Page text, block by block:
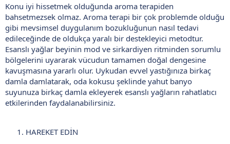
Konu iyi hissetmek olduğunda aroma terapiden
bahsetmezsek olmaz. Aroma terapi bir çok problemde olduğu
gibi mevsimsel duygulanım bozukluğunun nasıl tedavi
edileceğinde de oldukça yaralı bir destekleyici metodtur.
Esanslı yağlar beyinin mod ve sirkardiyen ritminden sorumlu
bölgelerini uyararak vücudun tamamen doğal dengesine
kavuşmasına yararlı olur. Uykudan evvel yastığınıza birkaç
damla damlatarak, oda kokusu şeklinde yahut banyo
suyunuza birkaç damla ekleyerek esanslı yağların rahatlatıcı
etkilerinden faydalanabilirsiniz.
HAREKET EDİN